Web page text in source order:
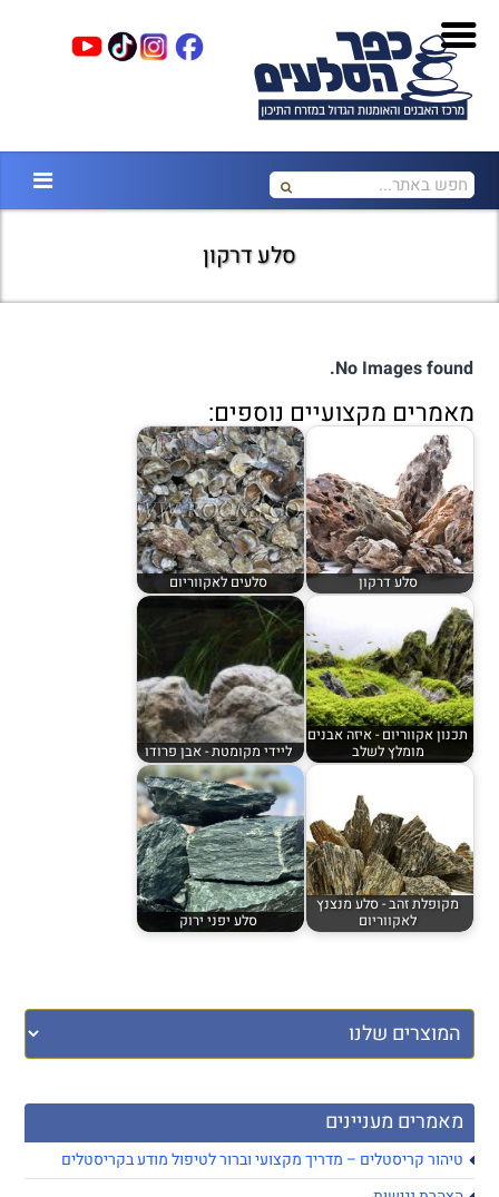
סלע דרקון
מאמרים מעניינים
טיהור קריסטלים – מדריך מקצועי וברור לטיפול מודע בקריסטלים
No Images found.
מאמרים מקצועיים נוספים:
סלע דרקון סלעים לאקווריום
תכנון אקווריום - איזה אבנים
מומלץ לשלב
ליידי מקומטת - אבן פרודו
מקופלת זהב - סלע מנצנץ
לאקווריום
סלע יפני ירוק